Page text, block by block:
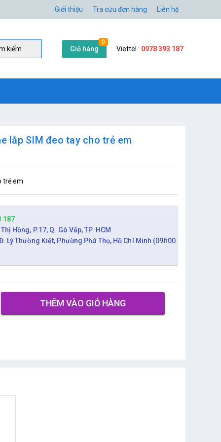
Giới thiệu Tra cứu đơn hàng Liên hệ
kiếm Giỏ hàng
0
Viettel : 0978 393 187
lắp SIM đeo tay cho trẻ em
trẻ em
187
Hồng, P.17, Q. Gò Vấp, TP. HCM
Lý Thường Kiệt, Phường Phú Thọ, Hồ Chí Minh (09h00
THÊM VÀO GIỎ HÀNG